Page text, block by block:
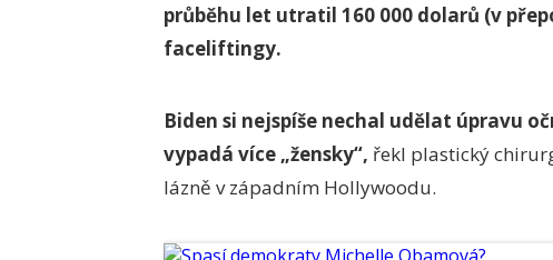
průběhu let utratil 160 000 dolarů (v
faceliftingy.
Biden si nejspíše nechal udělat úpravu
vypadá více „žensky“, řekl plastický
lázně v západním Hollywoodu.